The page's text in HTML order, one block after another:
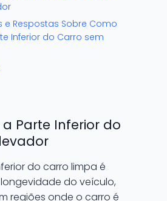
e Respostas Sobre Como
Inferior do Carro sem
Parte Inferior do
do carro limpa é
do veículo,
regiões onde o carro é